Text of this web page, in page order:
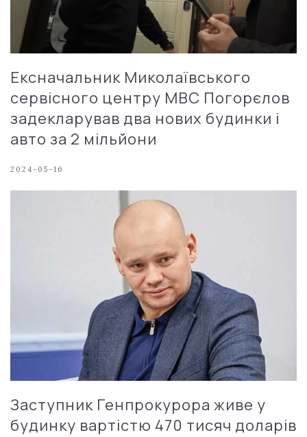
Ексначальник Миколаївського
сервісного центру МВС Погорєлов
задекларував два нових будинки і
авто за 2 мільйони
2024-05-16
Заступник Генпрокурора живе у
будинку вартістю 470 тисяч доларів